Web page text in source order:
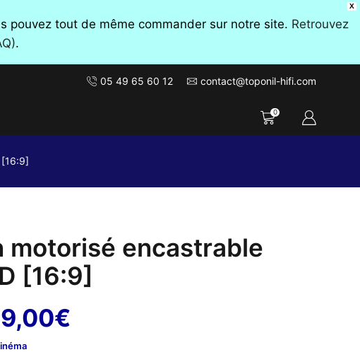
X
pouvez tout de même commander sur notre site. Retrouvez
.
05 49 65 60 12 contact@toponil-hifi.com
0
[16:9]
motorisé encastrable
[16:9]
€